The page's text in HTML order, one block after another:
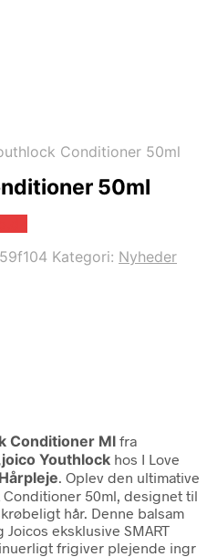
Conditioner 50ml
50ml
Kategori: Nyheder
Conditioner Ml fra
Youthlock hos I Love
. Oplev den ultimative
Conditioner 50ml, designet til
hår. Denne balsam
eksklusive SMART
frigiver plejende ingr